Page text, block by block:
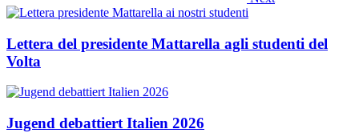
Lettera del presidente Mattarella agli studenti del
Volta
Jugend debattiert Italien 2026